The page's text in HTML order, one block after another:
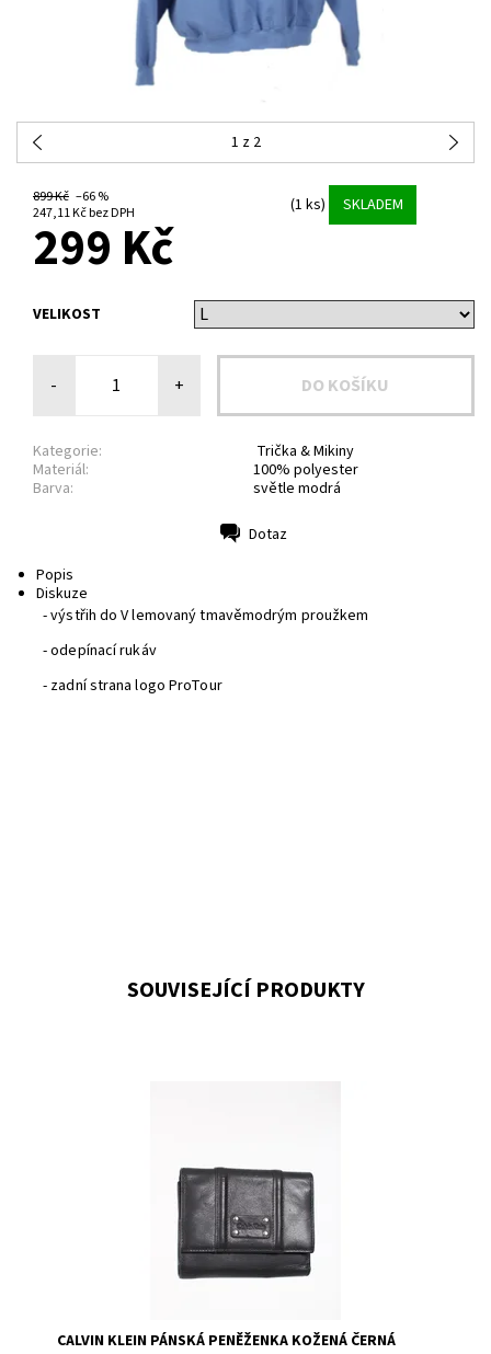
1 z 2
899 Kč –66 %
247,11 Kč bez DPH
(1 ks) SKLADEM
299 Kč
VELIKOST
- +
Kategorie:
Trička & Mikiny
Materiál:
100% polyester
Barva:
světle modrá
Dotaz
Popis
Diskuze
- výstřih do V lemovaný tmavěmodrým proužkem
- odepínací rukáv
- zadní strana logo ProTour
SOUVISEJÍCÍ PRODUKTY
CALVIN KLEIN PÁNSKÁ PENĚŽENKA KOŽENÁ ČERNÁ